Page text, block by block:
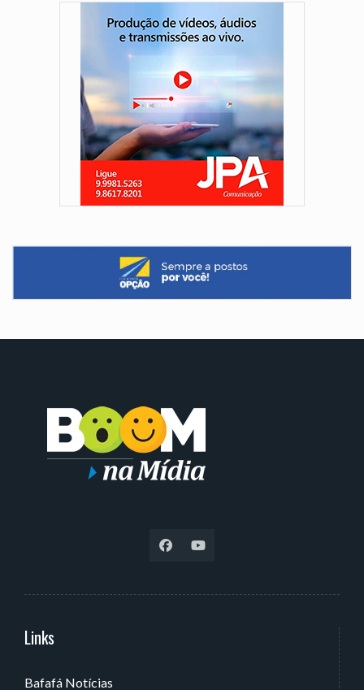
Links
Bafafá Notícias
Serviços